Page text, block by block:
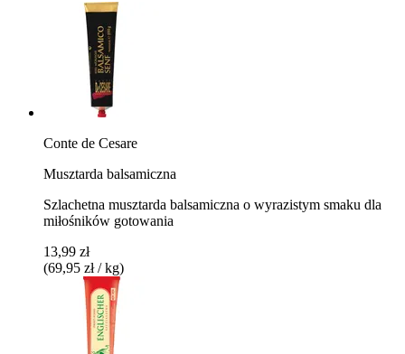
Conte de Cesare
Musztarda balsamiczna
Szlachetna musztarda balsamiczna o wyrazistym smaku dla
miłośników gotowania
13,99 zł
(69,95 zł / kg)